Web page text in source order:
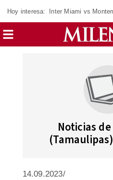
Hoy interesa: Inter Miami vs
Noticias
14.09.2023/